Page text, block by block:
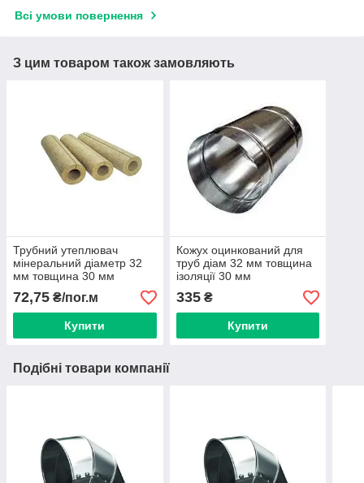
Всі умови повернення
З цим товаром також замовляють
Трубний утеплювач
мінеральний діаметр 32
мм товщина 30 мм
72,75 ₴/пог.м
Купити
Кожух оцинкований для
труб діам 32 мм товщина
ізоляції 30 мм
335₴
Купити
Подібні товари компанії